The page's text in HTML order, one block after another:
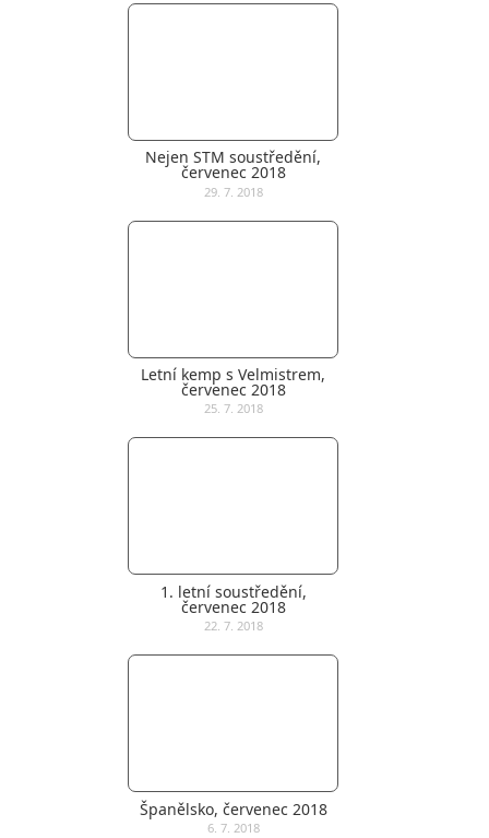
Nejen STM soustředění,
červenec 2018
29. 7. 2018
Letní kemp s Velmistrem,
červenec 2018
25. 7. 2018
1. letní soustředění,
červenec 2018
22. 7. 2018
Španělsko, červenec 2018
6. 7. 2018